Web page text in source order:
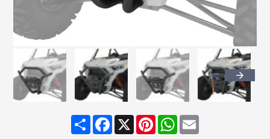
ShareFacebook
X PinterestWhatsApp
Email